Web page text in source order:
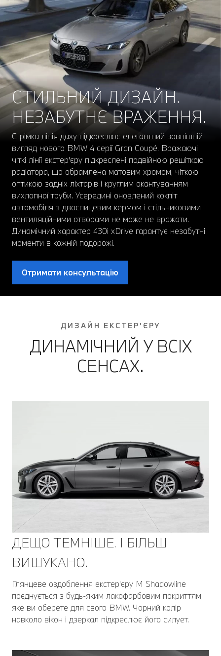
СТИЛЬНИЙ ДИЗАЙН.
НЕЗАБУТНЄ ВРАЖЕННЯ.
Стрімка лінія даху підкреслює елегантний зовнішній
вигляд нового BMW 4 серії Gran Coupé. Вражаючі
чіткі лінії екстер'єру підкреслені подвійною решіткою
радіатора, що обрамлена матовим хромом, чіткою
оптикою задніх ліхтарів і круглим окантуванням
вихлопної труби. Усередині оновлений кокпіт
автомобіля з двоспицевим кермом і стільниковими
вентиляційними отворами не може не вражати.
Динамічний характер 430i xDrive гарантує незабутні
моменти в кожній подорожі.
Отримати консультацію
ДИЗАЙН ЕКСТЕР’ЄРУ
ДИНАМІЧНИЙ У ВСІХ
СЕНСАХ.
ДЕЩО ТЕМНІШЕ. І БІЛЬШ
ВИШУКАНО.
Глянцеве оздоблення екстер'єру M Shadowline
поєднується з будь-яким лакофарбовим покриттям,
яке ви оберете для свого BMW. Чорний колір
навколо вікон і дзеркал підкреслює його силует.